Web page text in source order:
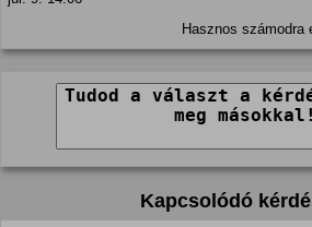
Hasznos számodra
Kapcsolódó